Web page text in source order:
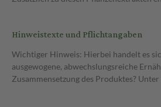
Hinweistexte und Pflichtangaben
Wichtiger Hinweis: Hierbei handelt es
ausgewogene, abwechslungsreiche
Zusammensetzung des Produktes?